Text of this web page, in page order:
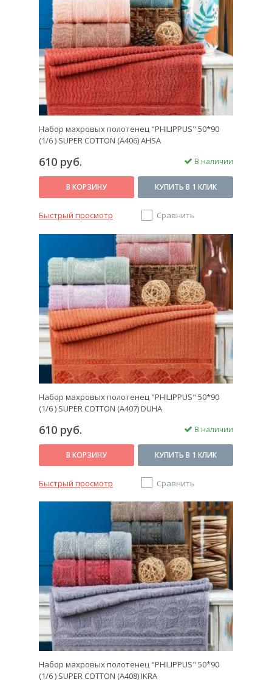
Набор махровых полотенец "PHILIPPUS" 50*90
(1/6 ) SUPER COTTON (A406) AHSA
610 руб. В наличии
В КОРЗИНУ КУПИТЬ В 1 КЛИК
Быстрый просмотр Сравнить
Набор махровых полотенец "PHILIPPUS" 50*90
(1/6 ) SUPER COTTON (A407) DUHA
610 руб. В наличии
В КОРЗИНУ КУПИТЬ В 1 КЛИК
Быстрый просмотр Сравнить
Набор махровых полотенец "PHILIPPUS" 50*90
(1/6 ) SUPER COTTON (A408) IKRA